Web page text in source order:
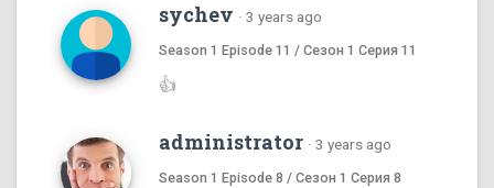
sychev · 3 years ago
Season 1 Episode 11 / Сезон 1 Серия 11
👍
administrator · 3 years ago
Season 1 Episode 8 / Сезон 1 Серия 8